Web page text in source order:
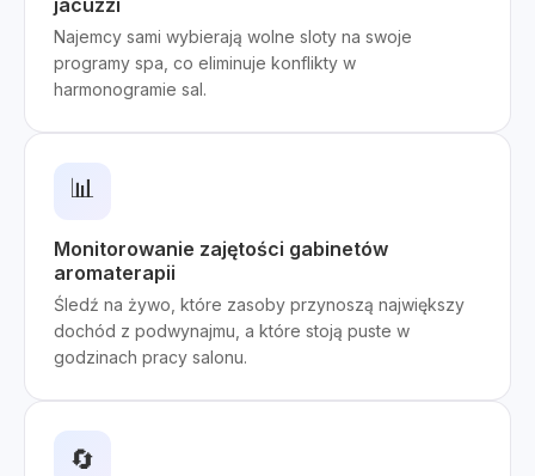
jacuzzi
Najemcy sami wybierają wolne sloty na swoje
programy spa, co eliminuje konflikty w
harmonogramie sal.
📊
Monitorowanie zajętości gabinetów
aromaterapii
Śledź na żywo, które zasoby przynoszą największy
dochód z podwynajmu, a które stoją puste w
godzinach pracy salonu.
🔄